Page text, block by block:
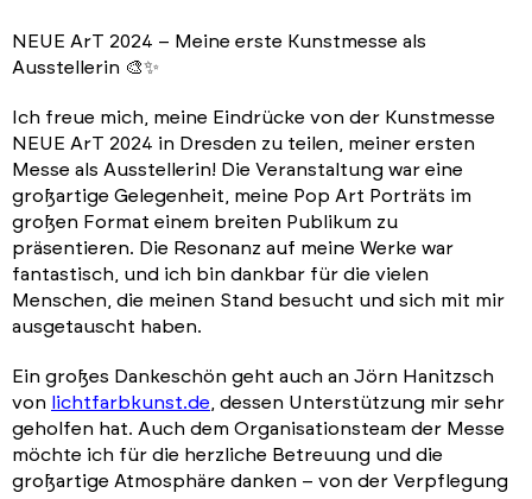
NEUE ArT 2024 – Meine erste Kunstmesse als
Ausstellerin 🎨✨
Ich freue mich, meine Eindrücke von der Kunstmesse
NEUE ArT 2024 in Dresden zu teilen, meiner ersten
Messe als Ausstellerin! Die Veranstaltung war eine
großartige Gelegenheit, meine Pop Art Porträts im
großen Format einem breiten Publikum zu
präsentieren. Die Resonanz auf meine Werke war
fantastisch, und ich bin dankbar für die vielen
Menschen, die meinen Stand besucht und sich mit mir
ausgetauscht haben.
Ein großes Dankeschön geht auch an Jörn Hanitzsch
von
lichtfarbkunst.de , dessen Unterstützung mir sehr
geholfen hat. Auch dem Organisationsteam der Messe
möchte ich für die herzliche Betreuung und die
großartige Atmosphäre danken – von der Verpflegung